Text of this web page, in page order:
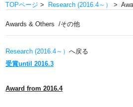
TOPページ > Research (2016.4～） >
Awards & Others /その他
Research (2016.4～）へ戻る
受賞until 2016.3
Award from 2016.4